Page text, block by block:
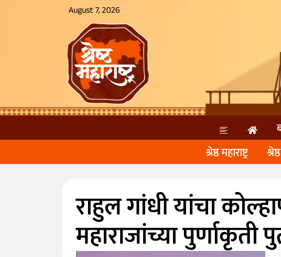
August 7, 2026
श्रेष्ठ महाराष्ट्र
राहुल गांधी यांचा
महाराजांच्या